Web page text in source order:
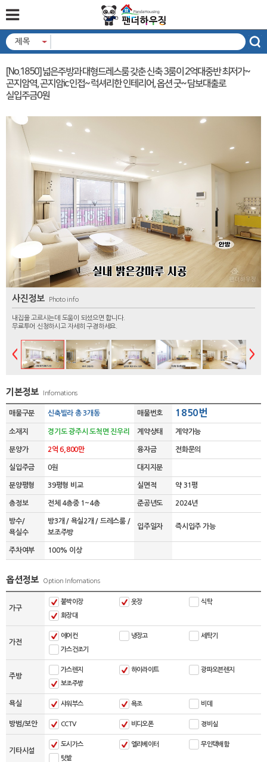
제목
[No.1850] 넓은주방과 대형드레스룸 갖춘 신축 3룸이 2억대중반 최저가~
곤지암역, 곤지암ic 인접~ 럭셔리한 인테리어, 옵션 굿~ 담보대출로
실입주금0원
사진정보 Photo info
내집을 고르시는데 도움이 되셨으면 합니다.
무료투어 신청하시고 자세히 구경하세요.
기본정보 Infomations
매물구분 신축빌라 총 3개동 매물번호 1850번
소재지 경기도 광주시 도척면 진우리 계약상태 계약가능
분양가 2억 6,800만 융자금 전화문의
실입주금 0원 대지지분
분양평형 39평형 비교 실면적 약 31평
층정보 전체 4층중 1~4층 준공년도 2024년
방수/
욕실수
방3개 / 욕실2개 / 드레스룸 /
보조주방
입주일자 즉시입주 가능
주차여부 100% 이상
옵션정보 Option Infomations
가구
붙박이장 옷장 식탁
화장대
가전
에어컨 냉장고 세탁기
가스건조기
주방
가스렌지 하이라이트 광파오븐렌지
보조주방
욕실 샤워부스 욕조 비데
방범/보안 CCTV 비디오폰 경비실
기타시설
도시가스 엘리베이터 무인택배함
텃밭